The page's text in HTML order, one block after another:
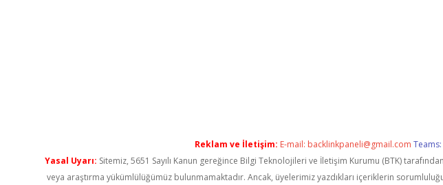
Reklam ve İletişim: E-mail: backlinkpaneli@gmail.com Teams:
Yasal Uyarı: Sitemiz, 5651 Sayılı Kanun gereğince Bilgi Teknolojileri ve İletişim Kurumu (BTK)
veya araştırma yükümlülüğümüz bulunmamaktadır. Ancak, üyelerimiz yazdıkları içeriklerin